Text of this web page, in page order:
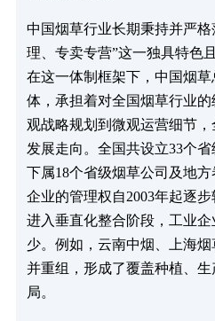
中国烟草行业长期秉持并严
理、专卖专营”这一独具特色
在这一体制框架下，中国烟
体，承担着对全国烟草行业
观战略规划到微观运营细节
发展走向。全国共设立33个
下属18个省级烟草公司及地
企业的管理权自2003年起逐
进入垂直化整合阶段，工业
少。例如，云南中烟、上海
并重组，形成了覆盖种植、
局。